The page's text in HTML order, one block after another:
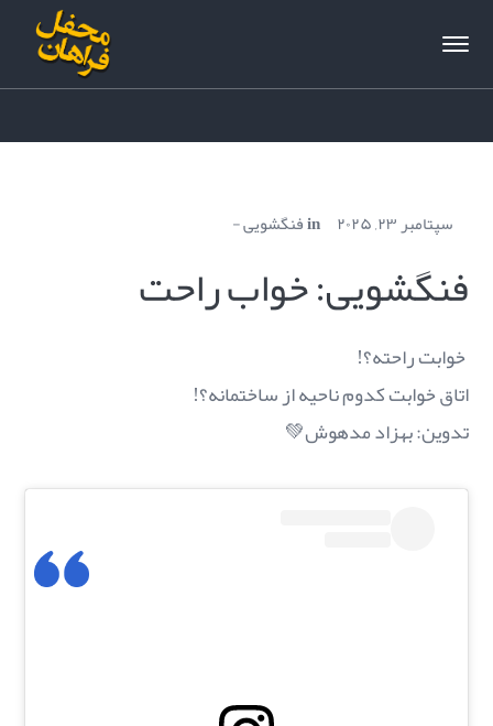
سپتامبر ۲۳, ۲۰۲۵ inفنگشویی
فنگشویی: خواب راحت
⁨ خوابت راحته؟!
اتاق خوابت کدوم ناحیه از ساختمانه؟!
تدوین: بهزاد مدهوش💚